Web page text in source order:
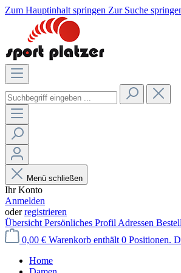
Zum Hauptinhalt springen Zur Suche
Menü schließen
Ihr Konto
Anmelden
oderregistrieren
Übersicht Persönliches Profil Adressen
0,00 € Warenkorb enthält 0 Positionen.
Home